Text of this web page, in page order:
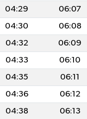
04:29 06:07
04:30 06:08
04:32 06:09
04:33 06:10
04:35 06:11
04:36 06:12
04:38 06:13